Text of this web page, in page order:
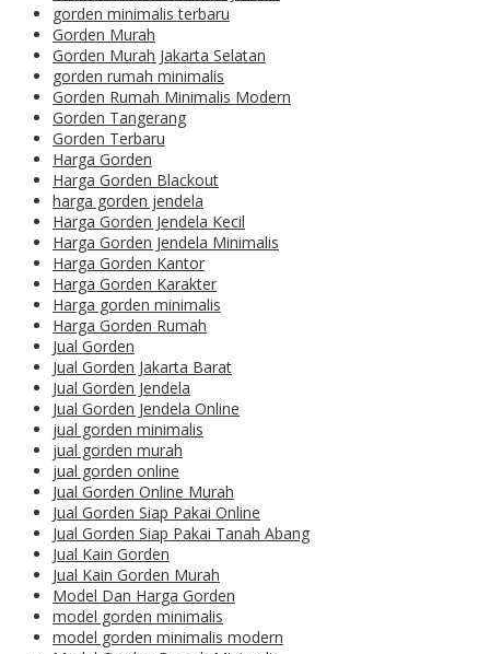
gorden minimalis terbaru
Gorden Murah
Gorden Murah Jakarta Selatan
gorden rumah minimalis
Gorden Rumah Minimalis Modern
Gorden Tangerang
Gorden Terbaru
Harga Gorden
Harga Gorden Blackout
harga gorden jendela
Harga Gorden Jendela Kecil
Harga Gorden Jendela Minimalis
Harga Gorden Kantor
Harga Gorden Karakter
Harga gorden minimalis
Harga Gorden Rumah
Jual Gorden
Jual Gorden Jakarta Barat
Jual Gorden Jendela
Jual Gorden Jendela Online
jual gorden minimalis
jual gorden murah
jual gorden online
Jual Gorden Online Murah
Jual Gorden Siap Pakai Online
Jual Gorden Siap Pakai Tanah Abang
Jual Kain Gorden
Jual Kain Gorden Murah
Model Dan Harga Gorden
model gorden minimalis
model gorden minimalis modern